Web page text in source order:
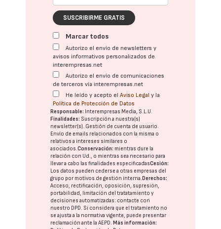
SUSCRIBIRME GRATIS
Marcar todos
Autorizo el envío de newsletters y
avisos informativos personalizados de
interempresas.net
Autorizo el envío de comunicaciones
de terceros vía interempresas.net
He leído y acepto elAviso Legal y la
Política de Protección de Datos
Responsable: Interempresas Media, S.L.U.
Finalidades: Suscripción a nuestra(s)
newsletter(s). Gestión de cuenta de usuario.
Envío de emails relacionados con la misma o
relativos a intereses similares o
asociados.Conservación: mientras dure la
relación con Ud., o mientras sea necesario para
llevar a cabo las finalidades especificadasCesión:
Los datos pueden cederse a otras empresas del
grupo por motivos de gestión interna. Derechos:
Acceso, rectificación, oposición, supresión,
portabilidad, limitación del tratatamiento y
decisiones automatizadas: contacte con
nuestro DPD. Si considera que el tratamiento no
se ajusta a la normativa vigente, puede presentar
reclamación ante laAEPD. Más información: